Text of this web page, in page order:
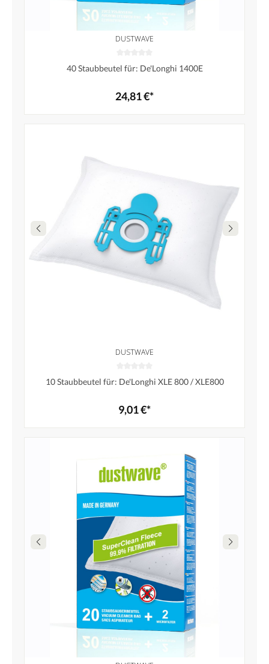
DUSTWAVE
40 Staubbeutel für: De'Longhi 1400E
24,81 €*
DUSTWAVE
10 Staubbeutel für: De'Longhi XLE 800 / XLE800
9,01 €*